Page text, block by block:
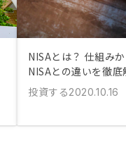
NISAとは？ 仕組み
NISAとの違いを徹底
投資する2020.10.16